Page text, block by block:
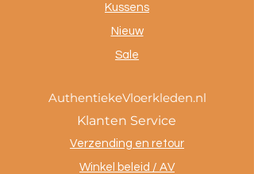
Kussens
Nieuw
Sale
AuthentiekeVloerkleden.nl
Klanten Service
Verzending en retour
Winkel beleid / AV